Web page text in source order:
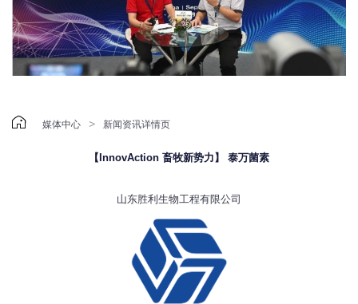
 媒体中心 > 新闻资讯详情页
【InnovAction 畜牧新势力】 泰万菌素
山东胜利生物工程有限公司